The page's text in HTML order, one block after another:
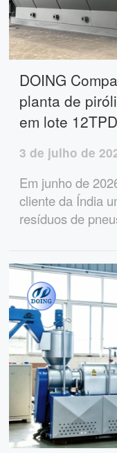
DOING
planta de
em lote
3 de julho de
Em junho de
cliente da Índia
resíduos de
reciclagem na